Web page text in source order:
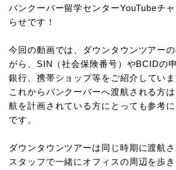
バンクーバー留学センターYouTubeチ
らせです！
今回の動画では、ダウンタウンツアー
がら、SIN（社会保険番号）やBCIDの
銀行、携帯ショップ等を ご紹介していま
これからバンクーバーへ渡航される方
航を計画されている方にとっても参考
です。
ダウンタウンツアーは同じ時期に渡航
スタッフで一緒にオフィスの周辺を歩き